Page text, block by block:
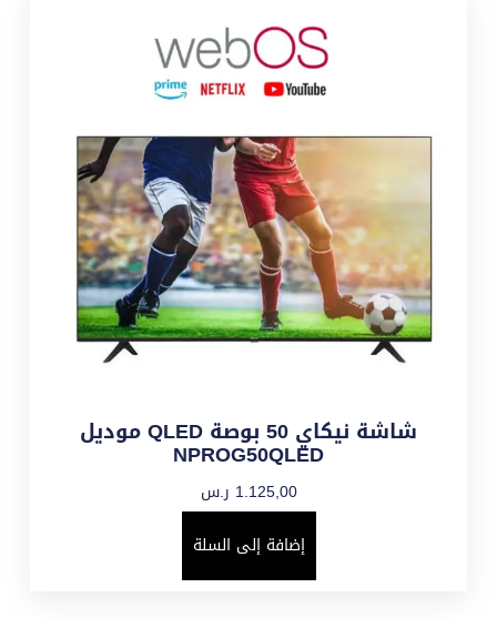
شاشة نيكاي 50 بوصة QLED موديل
NPROG50QLED
1.125,00 ر.س
إضافة إلى السلة